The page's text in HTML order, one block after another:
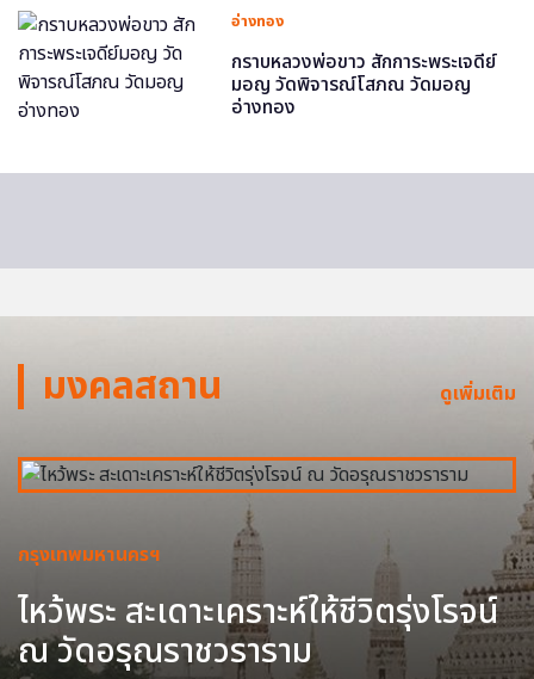
อ่างทอง
กราบหลวงพ่อขาว สักการะพระเจดีย์
มอญ วัดพิจารณ์โสภณ วัดมอญ
อ่างทอง
มงคลสถาน ดูเพิ่มเติม
กรุงเทพมหานครฯ
ไหว้พระ สะเดาะเคราะห์ให้ชีวิตรุ่งโรจน์
ณ วัดอรุณราชวราราม